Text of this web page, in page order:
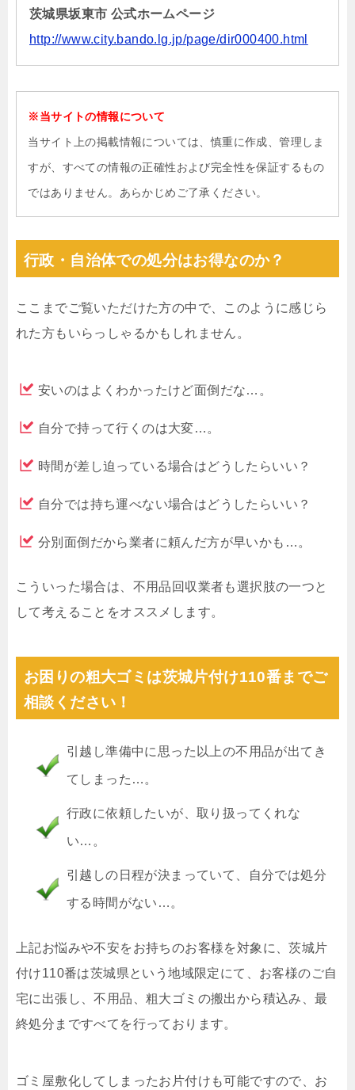
茨城県坂東市 公式ホームページ
http://www.city.bando.lg.jp/page/dir000400.html
※当サイトの情報について
当サイト上の掲載情報については、慎重に作成、管理しま
すが、すべての情報の正確性および完全性を保証するもの
ではありません。あらかじめご了承ください。
行政・自治体での処分はお得なのか？
ここまでご覧いただけた方の中で、このように感じら
れた方もいらっしゃるかもしれません。
安いのはよくわかったけど面倒だな…。
自分で持って行くのは大変…。
時間が差し迫っている場合はどうしたらいい？
自分では持ち運べない場合はどうしたらいい？
分別面倒だから業者に頼んだ方が早いかも…。
こういった場合は、不用品回収業者も選択肢の一つと
して考えることをオススメします。
お困りの粗大ゴミは茨城片付け110番までご
相談ください！
引越し準備中に思った以上の不用品が出てき
てしまった…。
行政に依頼したいが、取り扱ってくれな
い…。
引越しの日程が決まっていて、自分では処分
する時間がない…。
上記お悩みや不安をお持ちのお客様を対象に、茨城片
付け110番は茨城県という地域限定にて、お客様のご自
宅に出張し、不用品、粗大ゴミの搬出から積込み、最
終処分まですべてを行っております。
ゴミ屋敷化してしまったお片付けも可能ですので、お